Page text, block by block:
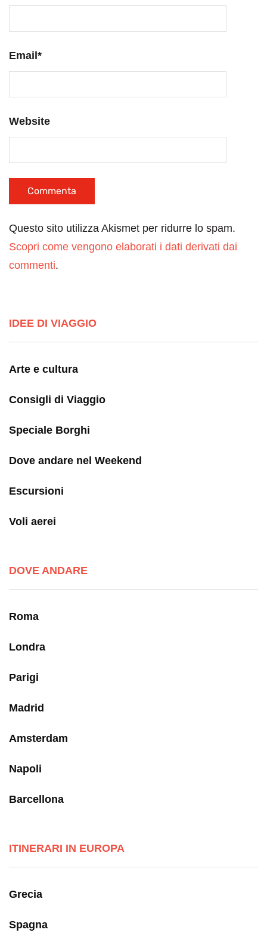
Email*
Website
Questo sito utilizza Akismet per ridurre lo spam.
Scopri come vengono elaborati i dati derivati dai
commenti.
IDEE DI VIAGGIO
Arte e cultura
Consigli di Viaggio
Speciale Borghi
Dove andare nel Weekend
Escursioni
Voli aerei
DOVE ANDARE
Roma
Londra
Parigi
Madrid
Amsterdam
Napoli
Barcellona
ITINERARI IN EUROPA
Grecia
Spagna